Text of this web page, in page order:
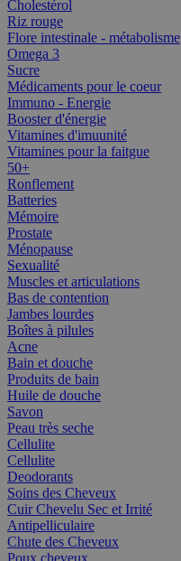
Cholestérol
Riz rouge
Flore intestinale - métabolisme
Omega 3
Sucre
Médicaments pour le coeur
Immuno - Energie
Booster d'énergie
Vitamines d'imuunité
Vitamines pour la faitgue
50+
Ronflement
Batteries
Mémoire
Prostate
Ménopause
Sexualité
Muscles et articulations
Bas de contention
Jambes lourdes
Boîtes à pilules
Acne
Bain et douche
Produits de bain
Huile de douche
Savon
Peau très seche
Cellulite
Cellulite
Deodorants
Soins des Cheveux
Cuir Chevelu Sec et Irrité
Antipelliculaire
Chute des Cheveux